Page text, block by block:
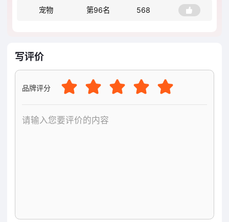
6我们一直努力争取增长，以在市场上取胜。
宠物 第96名 568
写评价
品牌评分